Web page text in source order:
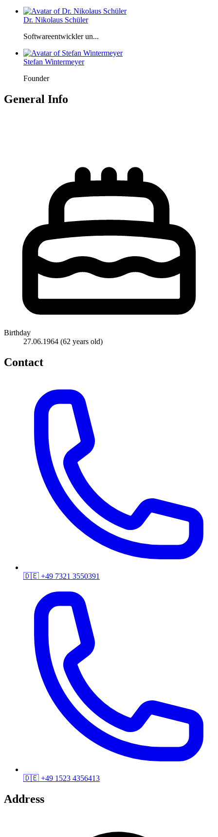
Dr. Nikolaus Schüler
Softwareentwickler un...
Stefan Wintermeyer
Founder
General Info
Birthday
27.06.1964 (62 years old)
Contact
🇩🇪 +49 7321 3550391
🇩🇪 +49 1523 4356413
Address